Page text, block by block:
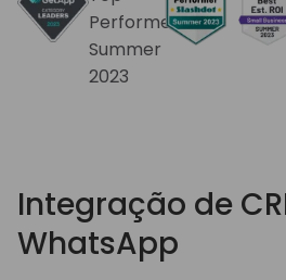
Integração de
WhatsApp